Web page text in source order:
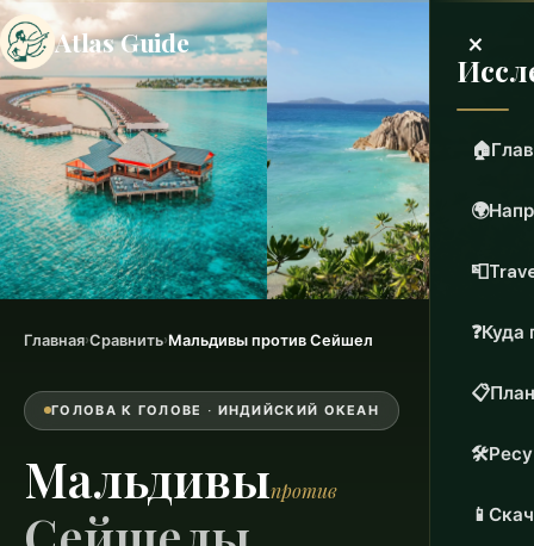
Atlas Guide ×
🏠
🌍
📮
❓Куда
📋
🛠️
📱
Главная›Сравнить›Мальдивы против Сейшел
ГОЛОВА К ГОЛОВЕ · ИНДИЙСКИЙ ОКЕАН
Мальдивыпротив